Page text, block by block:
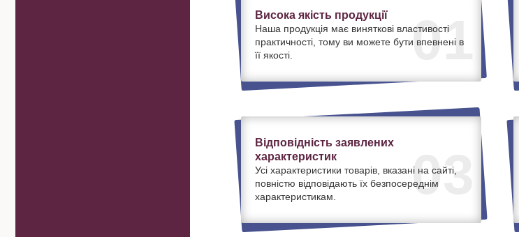
01
Висока якість продукції
Наша продукція має виняткові властивості
практичності, тому ви можете бути впевнені в
її якості.
03
Відповідність заявлених
характеристик
Усі характеристики товарів, вказані на сайті,
повністю відповідають їх безпосереднім
характеристикам.